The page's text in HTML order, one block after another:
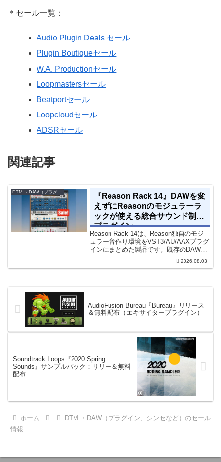
＊セール一覧：
Audio Plugin Deals セール
Plugin Boutiqueセール
W.A. Productionセール
Loopmastersセール
Beatportセール
Loopcloudセール
ADSRセール
関連記事
DTM ・DAW（プラグイン、シンセなど）のセール情報
『Reason Rack 14』DAWを変
えずにReasonのモジュラーラ
ックが使える総合サウンド制作
プラグイン
Reason Rack 14は、Reason独自のモジ
ュラー音作り環境をVST3/AU/AAXプラグ
インにまとめた製品です。既存のDAWを
乗り換えることなく、68種類のシンセや
2026.08.03
AudioFusion Bureau『Bureau』リリース
＆無料配布（エキサイタープラグイン）
Soundtrack Loops『2020 Spring
Sounds』サンプルパック：リリー＆無料
配布
ホーム
DTM ・DAW（プラグイン、シンセなど）のセール
情報